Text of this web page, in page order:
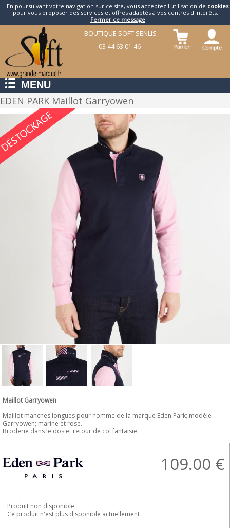
En poursuivant votre navigation sur ce site, vous acceptez l'utilisation de cookies
pour vous proposer des services et offres adaptés à vos centres d'intérêts.
Fermer ce message
BOUTIQUE SOFT SENLIS
03 44 63 01 46
MENU
EDEN PARK Maillot Garryowen
Maillot Garryowen
Maillot manches longues pour homme de la marque Eden Park; modèle
Garryowen; marine et rose.
Broderie dans le dos et retour de col fantaisie.
109.00 €
Produit non disponible
Ce produit n'est plus disponible actuellement